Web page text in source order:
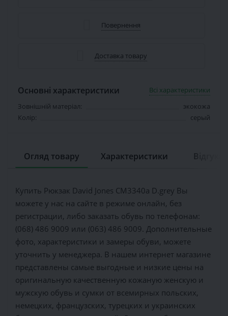
Повернення
Доставка товару
Основні характеристики
Всі характеристики
Зовнішній матеріал:
экокожа
Колір:
серый
Огляд товару Характеристики
Купить Рюкзак David Jones CM3340a D.grey Вы
можете у нас на сайте в режиме онлайн, без
регистрации, либо заказать обувь по телефонам:
(068) 486 9009 или (063) 486 9009. Дополнительные
фото, характеристики и замеры обуви, можете
уточнить у менеджера. В нашем интернет магазине
представлены самые выгодные и низкие цены на
оригинальную качественную кожаную женскую и
мужскую обувь и сумки от всемирных польских,
немецких, французских, турецких и украинских